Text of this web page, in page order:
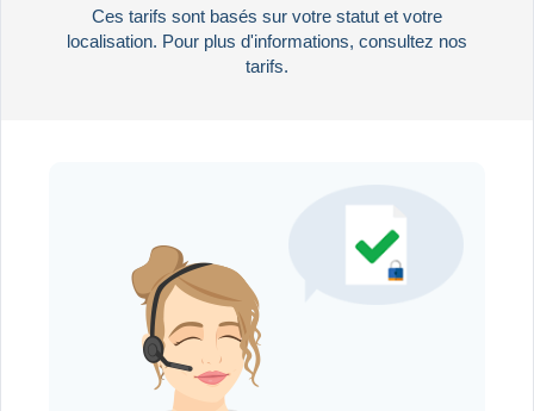
Ces tarifs sont basés sur votre statut et votre
localisation. Pour plus d'informations, consultez nos
tarifs.